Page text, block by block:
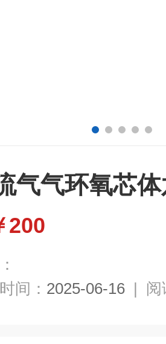
气气环氧芯
200
间： 2025-06-16 | 阅